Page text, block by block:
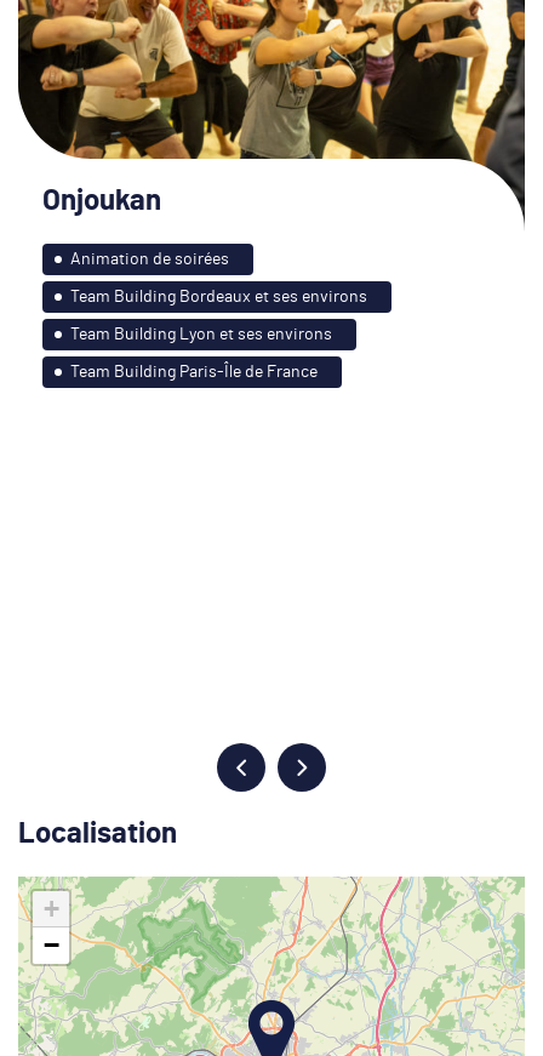
Onjoukan
Animation de soirées
Team Building Bordeaux et ses environs
Team Building Lyon et ses environs
Team Building Paris-Île de France
Localisation
+
−